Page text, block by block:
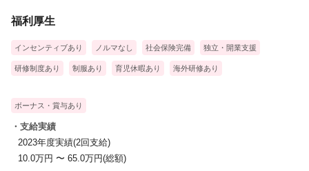
することができます。
もしくはその他の美容や健康に関する資格を取得
働きながらスキルアップのための資格を取ることができます。
福利厚生
インセンティブあり ノルマなし 社会保険完備 独立・開業支援
研修制度あり 制服あり 育児休暇あり 海外研修あり
ボーナス・賞与あり
・支給実績
2023年度実績(2回支給)
10.0万円 〜 65.0万円(総額)